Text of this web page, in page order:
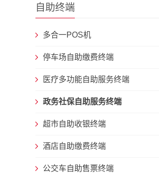
自助终端
多合一POS机
停车场自助缴费终端
医疗多功能自助服务终端
政务社保自助服务终端
超市自助收银终端
酒店自助缴费终端
公交车自助售票终端